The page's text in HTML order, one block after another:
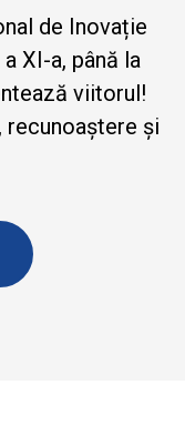
de Inovație
XI-a, până la
viitorul!
și